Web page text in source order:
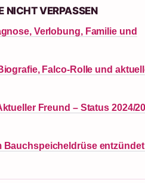
NICHT VERPASSEN
Verlobung, Familie und
Falco-Rolle und
Freund – Status 2024/
Bauchspeicheldrüse